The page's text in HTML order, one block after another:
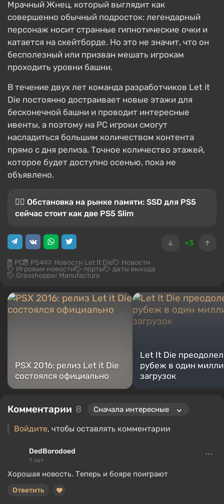
Мрачный Жнец, который выглядит как
совершенно обычный подросток: легендарный
персонаж носит странные гипнотические очки и
катается на скейтборде. Но это не значит, что он
бесполезный или призван мешать игрокам
проходить уровни башни.
В течение двух лет команда разработчиков Let it
Die постоянно достраивает новые этажи для
бесконечной башни и проводит интересные
ивенты, а поэтому на PC игроки смогут
насладиться большим количеством контента
прямо с дня релиза. Точное количество этажей,
которое будет доступно осенью, пока не
объявлено.
😵‍💫 Обстановка на рынке памяти: SSD для PS5
сейчас стоит как две PS5 Slim
+3
PC PS4 Новости Let It Die Новости
Игровые новости порты даты выхода
Grasshopper Manufacture
PSX 2016: релиз Let it Die
состоялся официально
Let It Die
рубеж в один
загрузок
Комментарии 8
Войдите, чтобы оставлять комментарии
DedBorodoed
7 лет
Хорошая новость. Теперь и бояре поиграют
Ответить